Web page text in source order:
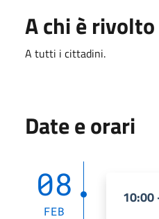
A chi è rivolto
A tutti i cittadini.
Date e orari
08
FEB
10:00